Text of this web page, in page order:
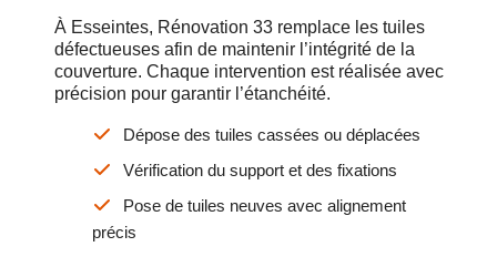
À Esseintes, Rénovation 33 remplace les tuiles
défectueuses afin de maintenir l’intégrité de la
couverture. Chaque intervention est réalisée avec
précision pour garantir l’étanchéité.
Dépose des tuiles cassées ou déplacées
Vérification du support et des fixations
Pose de tuiles neuves avec alignement
précis